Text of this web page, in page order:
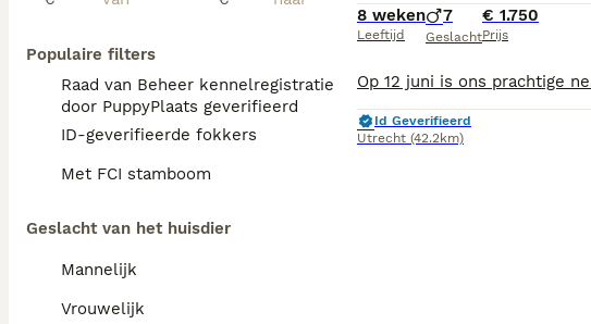
Populaire filters
Raad van Beheer kennelregistratie
door PuppyPlaats geverifieerd
ID-geverifieerde fokkers
Met FCI stamboom
Geslacht van het huisdier
Mannelijk
Vrouwelijk
8 weken
Leeftijd
7
Geslacht
€ 1.750
Prijs
Id Geverifieerd
Utrecht (42.2km)